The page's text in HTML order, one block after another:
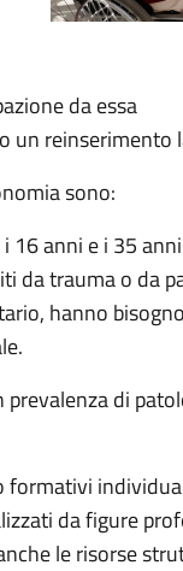
da essa
un reinserimento
sono:
16 anni e i 35 anni
da trauma o da
hanno
di
formativi
da figure
le risorse